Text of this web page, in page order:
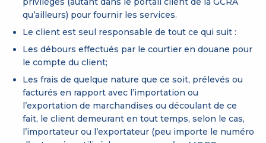
qu’ailleurs) pour fournir les services.
Le client est seul responsable de tout ce qui suit :
Les débours effectués par le courtier en douane pour
le compte du client;
Les frais de quelque nature que ce soit, prélevés ou
facturés en rapport avec l’importation ou
l’exportation de marchandises ou découlant de ce
fait, le client demeurant en tout temps, selon le cas,
l’importateur ou l’exportateur (peu importe le numéro